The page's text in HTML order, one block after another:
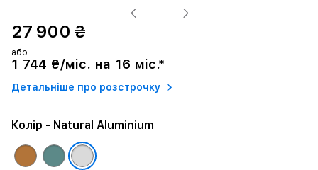
27 900 ₴
або
1 744 ₴/міс. на 16 міс.*
Детальніше про розстрочку
Колір - Natural Aluminium